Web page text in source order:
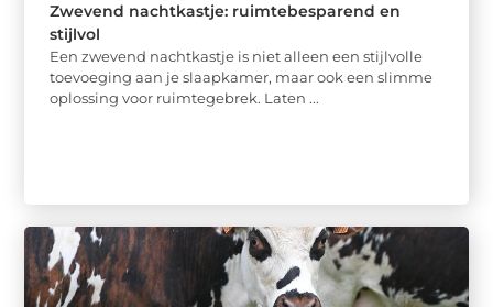
Zwevend nachtkastje: ruimtebesparend en
stijlvol
Een zwevend nachtkastje is niet alleen een stijlvolle
toevoeging aan je slaapkamer, maar ook een slimme
oplossing voor ruimtegebrek. Laten ...